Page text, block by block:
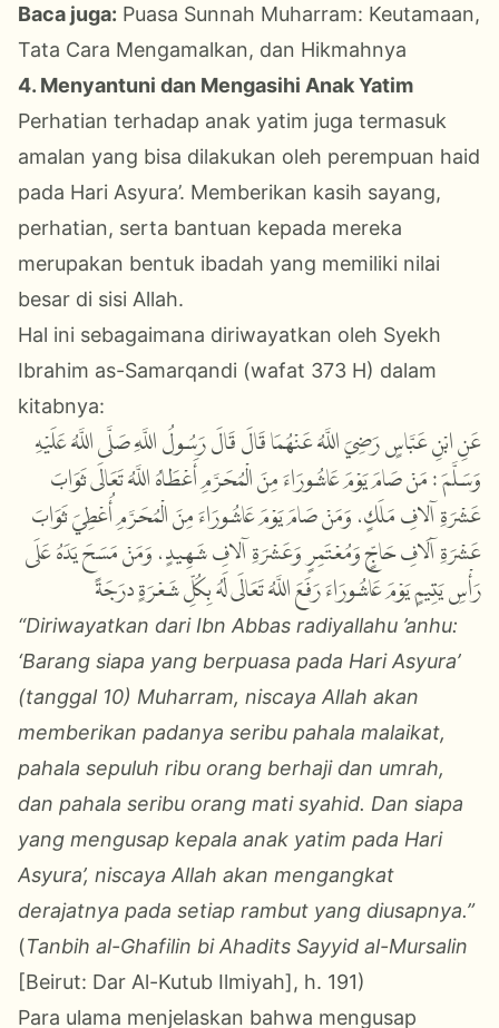
Baca juga: Puasa Sunnah Muharram: Keutamaan,
Tata Cara Mengamalkan, dan Hikmahnya
4. Menyantuni dan Mengasihi Anak Yatim
Perhatian terhadap anak yatim juga termasuk
amalan yang bisa dilakukan oleh perempuan haid
pada Hari Asyura’. Memberikan kasih sayang,
perhatian, serta bantuan kepada mereka
merupakan bentuk ibadah yang memiliki nilai
besar di sisi Allah.
Hal ini sebagaimana diriwayatkan oleh Syekh
Ibrahim as-Samarqandi (wafat 373 H) dalam
kitabnya:
عَنِ ابْنِ عَبَّاسٍ رَضِيَ اللَّهُ عَنْهُمَا قَالَ قَالَ رَسُولُ اللَّهِ صَلَّى اللَّهُ عَلَيْهِ
وَسَلَّمَ : مَنْ صَامَ يَوْمَ عَاشُورَاءَ مِنَ الْمُحَرَّمِ أَعْطَاهُ اللَّهُ تَعَالَى ثَوَابَ
عَشْرَةِ آلافِ مَلَكٍ، وَمَنْ صَامَ يَوْمَ عَاشُورَاءَ مِنَ الْمُحَرَّمِ أُعْطِيَ ثَوَابَ
عَشْرَةِ آلَافِ حَاجٍّ وَمُعْتَمِرٍ وَعَشْرَةِ آلافِ شَهِيدٍ، وَمَنْ مَسَحَ يَدَهُ عَلَى
رَأْسِ يَتِيمٍ يَوْمَ عَاشُورَاءَ رَفَعَ اللَّهُ تَعَالَى لَهُ بِكُلِّ شَعْرَةٍ درَجَةً
“Diriwayatkan dari Ibn Abbas radiyallahu ’anhu:
‘Barang siapa yang berpuasa pada Hari Asyura’
(tanggal 10) Muharram, niscaya Allah akan
memberikan padanya seribu pahala malaikat,
pahala sepuluh ribu orang berhaji dan umrah,
dan pahala seribu orang mati syahid. Dan siapa
yang mengusap kepala anak yatim pada Hari
Asyura’, niscaya Allah akan mengangkat
derajatnya pada setiap rambut yang diusapnya.”
(Tanbih al-Ghafilin bi Ahadits Sayyid al-Mursalin
[Beirut: Dar Al-Kutub Ilmiyah], h. 191)
Para ulama menjelaskan bahwa mengusap